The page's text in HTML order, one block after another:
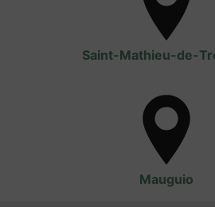
Saint-Mathieu-de-
Mauguio